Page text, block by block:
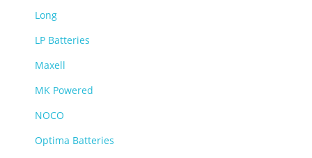
Long
LP Batteries
Maxell
MK Powered
NOCO
Optima Batteries